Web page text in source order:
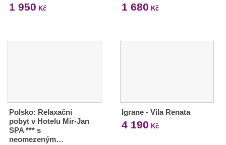
1 950 Kč 1 680 Kč
Polsko: Relaxační
pobyt v Hotelu Mir-Jan
SPA *** s
neomezeným…
Igrane - Vila Renata
4 190 Kč